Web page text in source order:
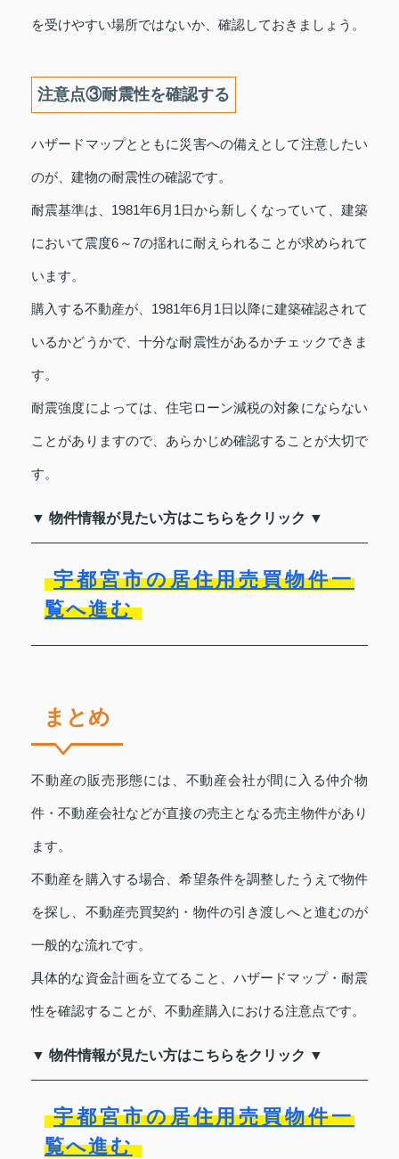
を受けやすい場所ではないか、確認しておきましょう。
注意点③耐震性を確認する
ハザードマップとともに災害への備えとして注意したい
のが、建物の耐震性の確認です。
耐震基準は、1981年6月1日から新しくなっていて、建築
において震度6～7の揺れに耐えられることが求められて
います。
購入する不動産が、1981年6月1日以降に建築確認されて
いるかどうかで、十分な耐震性があるかチェックできま
す。
耐震強度によっては、住宅ローン減税の対象にならない
ことがありますので、あらかじめ確認することが大切で
す。
▼ 物件情報が見たい方はこちらをクリック ▼
宇都宮市の居住用売買物件一
覧へ進む
まとめ
不動産の販売形態には、不動産会社が間に入る仲介物
件・不動産会社などが直接の売主となる売主物件があり
ます。
不動産を購入する場合、希望条件を調整したうえで物件
を探し、不動産売買契約・物件の引き渡しへと進むのが
一般的な流れです。
具体的な資金計画を立てること、ハザードマップ・耐震
性を確認することが、不動産購入における注意点です。
▼ 物件情報が見たい方はこちらをクリック ▼
宇都宮市の居住用売買物件一
覧へ進む